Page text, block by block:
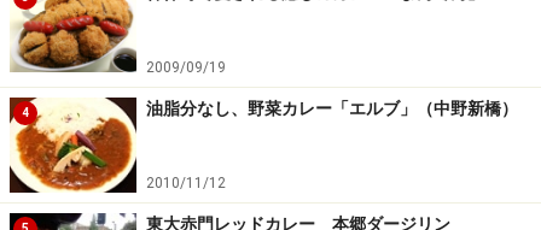
久しぶりに食べました。日本にはない野菜の食感が面白
いものでした。是非カレーと一緒にアチャールをオーダ
ーしてみてください。 箸休めにもなりますし、カレーと
混ぜて、色んな味を合わせて味わうのがインドカレーの
食べ方でもあります。
2009/09/19
4 油脂分なし、野菜カレー「エルブ」（中野新橋）
2010/11/12
東大赤門レッドカレー 本郷ダージリン